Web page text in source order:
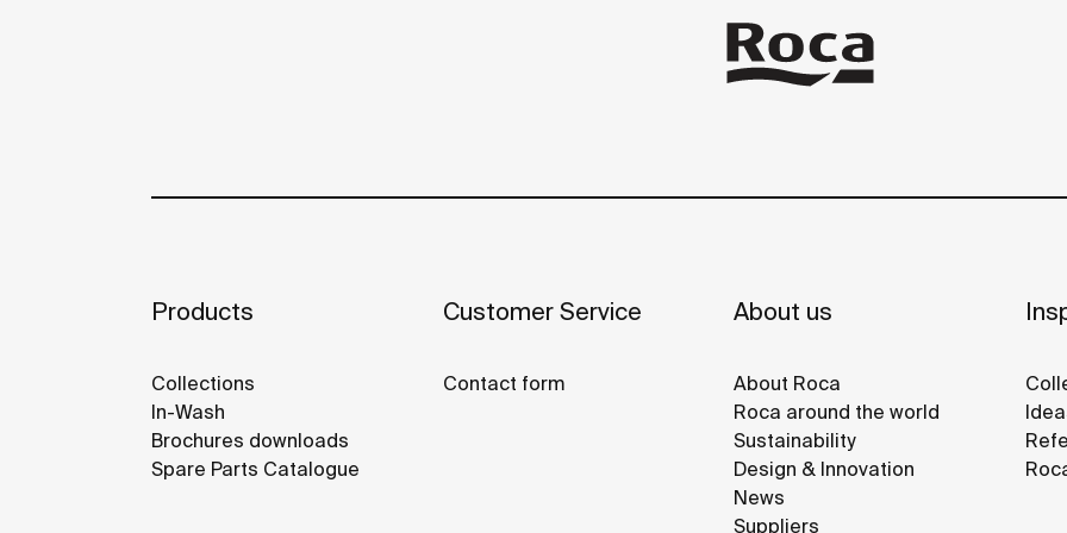
Products
Collections
In-Wash
Brochures downloads
Spare Parts Catalogue
Customer Service
Contact form
About us
About Roca
Roca around the world
Sustainability
Design & Innovation
News
Suppliers